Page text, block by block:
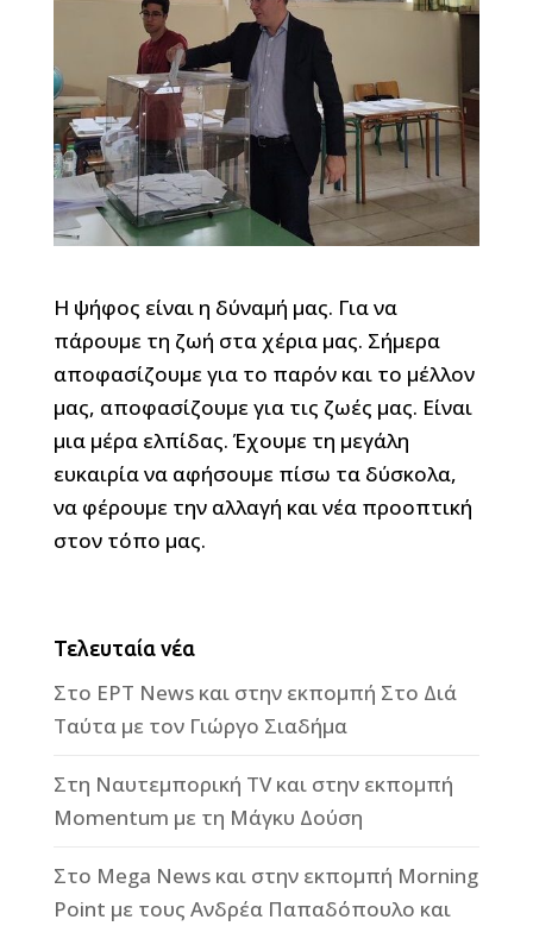
Η ψήφος είναι η δύναμή μας. Για να
πάρουμε τη ζωή στα χέρια μας. Σήμερα
αποφασίζουμε για το παρόν και το μέλλον
μας, αποφασίζουμε για τις ζωές μας. Είναι
μια μέρα ελπίδας. Έχουμε τη μεγάλη
ευκαιρία να αφήσουμε πίσω τα δύσκολα,
να φέρουμε την αλλαγή και νέα προοπτική
στον τόπο μας.
Τελευταία νέα
Στο ΕΡΤ News και στην εκπομπή Στο Διά
Ταύτα με τον Γιώργο Σιαδήμα
Στη Ναυτεμπορική TV και στην εκπομπή
Momentum με τη Μάγκυ Δούση
Στο Mega News και στην εκπομπή Morning
Point με τους Ανδρέα Παπαδόπουλο και